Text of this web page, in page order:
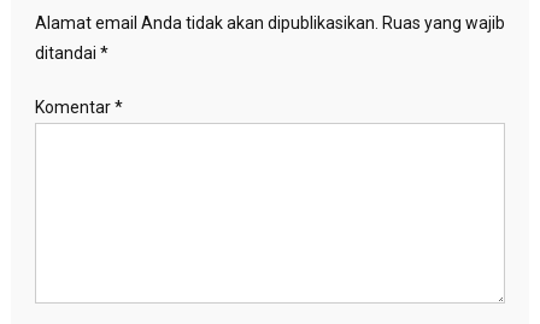
Alamat email Anda tidak akan dipublikasikan. Ruas yang wajib
ditandai *
Komentar*